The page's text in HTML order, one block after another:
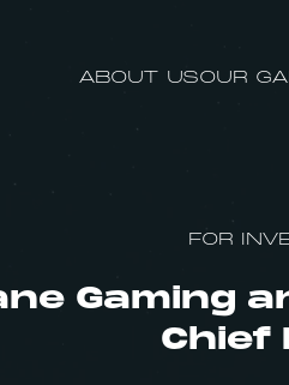
ABOUT USOUR
FOR
Gaming
Chief